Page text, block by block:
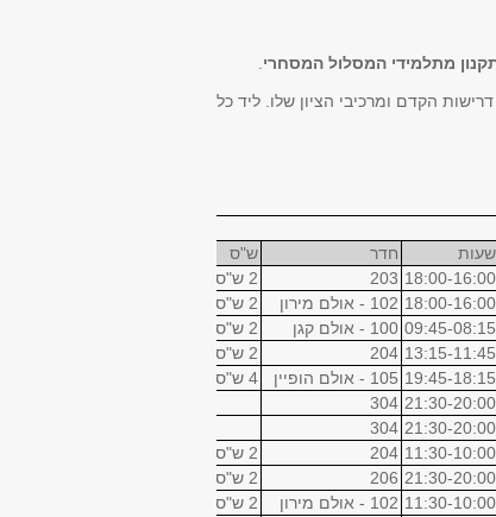
מתלמידי המסלול המסחרי
הקדם ומרכיבי הציון שלו. ליד כל
שעות חדר ש"ס
18:00-16:00
203 2 ש"ס
18:00-16:00 102 - אולם מירון 2 ש"ס
09:45-08:15 100 - אולם קגן 2 ש"ס
13:15-11:45
204 2 ש"ס
19:45-18:15 105 - אולם הופיין 4 ש"ס
21:30-20:00
304
21:30-20:00
304
11:30-10:00
204 2 ש"ס
21:30-20:00
206 2 ש"ס
11:30-10:00 102 - אולם מירון 2 ש"ס